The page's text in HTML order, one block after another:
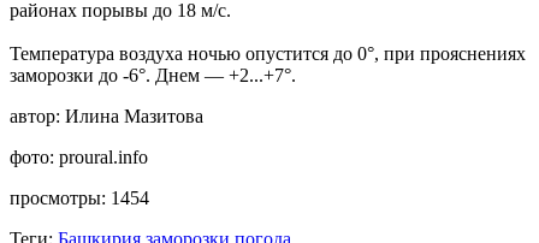
районах порывы до 18 м/с.
Температура воздуха ночью опустится до 0°, при прояснениях
заморозки до -6°. Днем — +2...+7°.
автор: Илина Мазитова
фото: proural.info
просмотры: 1454
Теги: Башкирия заморозки погода